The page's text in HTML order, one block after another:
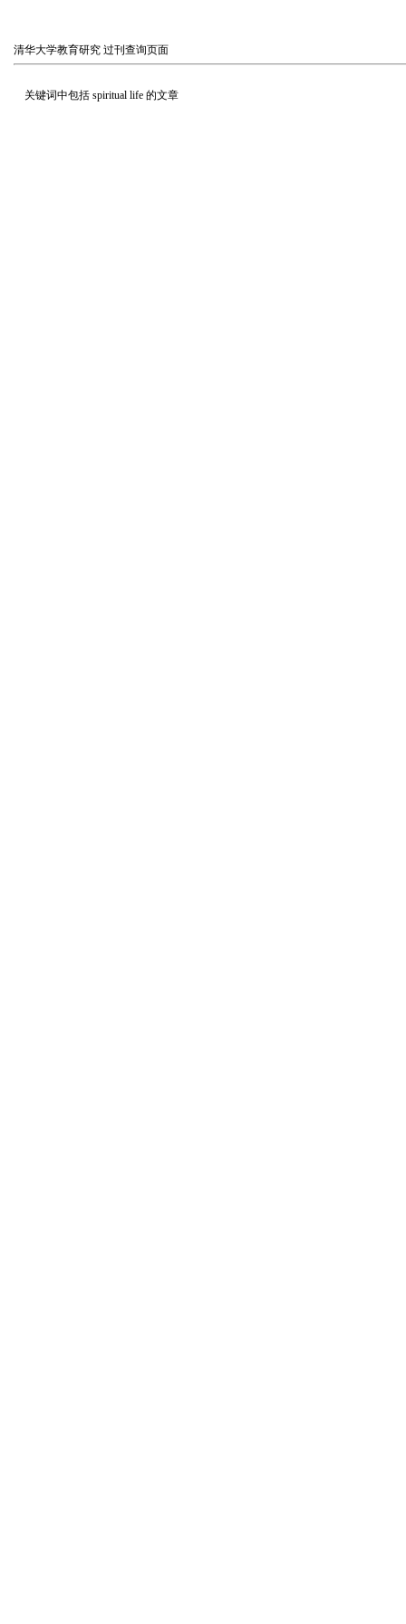
清华大学教育研究 过刊查询页面
关键词中包括 spiritual life 的文章